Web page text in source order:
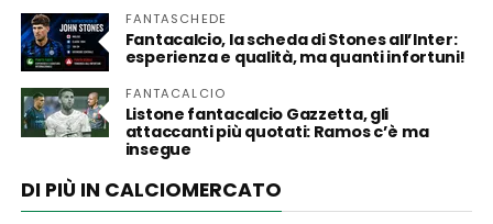
FANTASCHEDE
Fantacalcio, la scheda di Stones all’Inter:
esperienza e qualità, ma quanti infortuni!
FANTACALCIO
Listone fantacalcio Gazzetta, gli
attaccanti più quotati: Ramos c’è ma
insegue
DI PIÙ IN CALCIOMERCATO